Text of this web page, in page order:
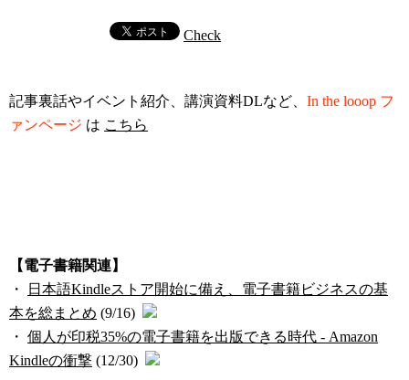
Check
記事裏話やイベント紹介、講演資料DLなど、 In the looop フ
ァンページ は こちら
【電子書籍関連】
・
日本語Kindleストア開始に備え、電子書籍ビジネスの基
本を総まとめ (9/16)
・ 個人が印税35%の電子書籍を出版できる時代 - Amazon
Kindleの衝撃 (12/30)